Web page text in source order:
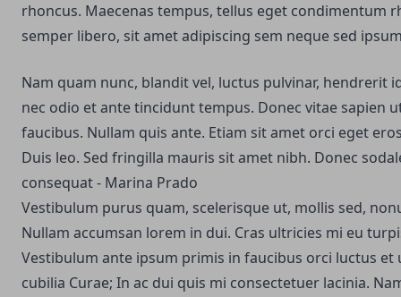
rhoncus. Maecenas tempus, tellus eget condimentum
semper libero, sit amet adipiscing sem neque sed
Nam quam nunc, blandit vel, luctus pulvinar, hendrerit
nec odio et ante tincidunt tempus. Donec vitae sapien
faucibus. Nullam quis ante. Etiam sit amet orci eget
Duis leo. Sed fringilla mauris sit amet nibh. Donec
consequat - Marina Prado
Vestibulum purus quam, scelerisque ut, mollis sed,
Nullam accumsan lorem in dui. Cras ultricies mi eu
Vestibulum ante ipsum primis in faucibus orci luctus et
cubilia Curae; In ac dui quis mi consectetuer lacinia.